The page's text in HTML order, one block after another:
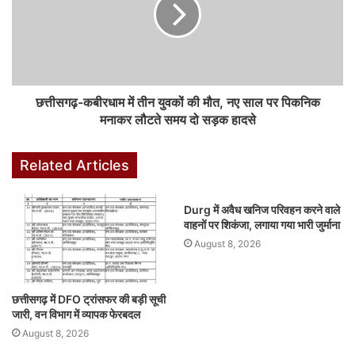
छत्तीसगढ़-कबीरधाम में तीन युवकों की मौत, नए साल पर पिकनिक
मनाकर लौटते समय दो सड़क हादसे
Related Articles
छत्तीसगढ़ में DFO ट्रांसफर की बड़ी सूची
जारी, वन विभाग में व्यापक फेरबदल
August 8, 2026
Durg में अवैध खनिज परिवहन करने वाले
वाहनों पर शिकंजा, लगाया गया भारी जुर्माना
August 8, 2026